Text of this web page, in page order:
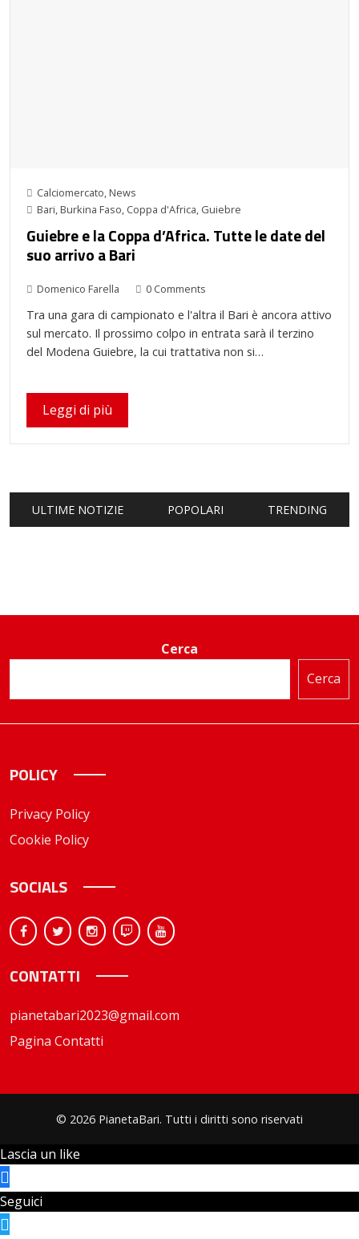
Calciomercato, News
Bari, Burkina Faso, Coppa d'Africa, Guiebre
Guiebre e la Coppa d’Africa. Tutte le date del
suo arrivo a Bari
Domenico Farella 0 Comments
Tra una gara di campionato e l'altra il Bari è ancora attivo
sul mercato. Il prossimo colpo in entrata sarà il terzino
del Modena Guiebre, la cui trattativa non si…
Leggi di più
ULTIME NOTIZIE POPOLARI TRENDING
Cerca
Cerca
POLICY
Privacy Policy
Cookie Policy
SOCIALS
CONTATTI
pianetabari2023@gmail.com
Pagina Contatti
© 2026 PianetaBari. Tutti i diritti sono riservati
Lascia un like
Seguici